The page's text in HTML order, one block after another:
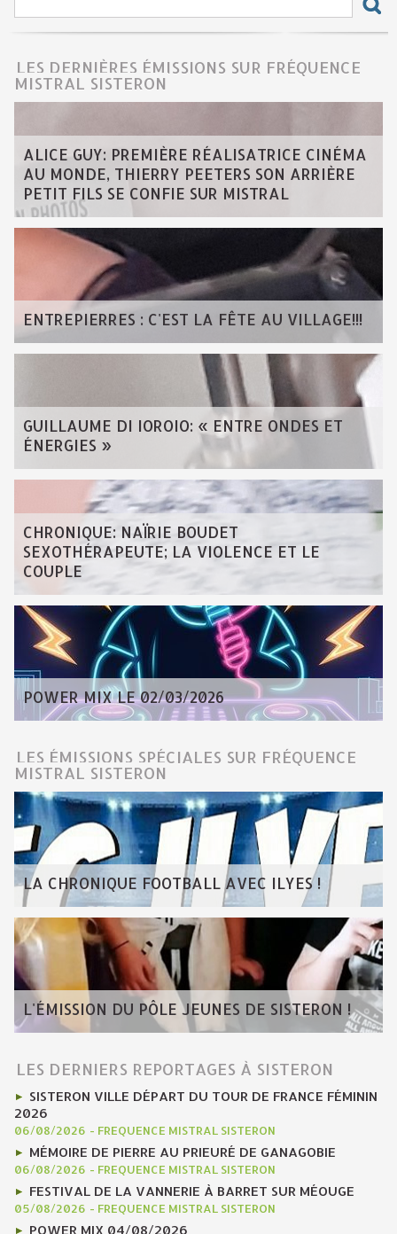
LES DERNIÈRES ÉMISSIONS SUR FRÉQUENCE
MISTRAL SISTERON
ALICE GUY: PREMIÈRE RÉALISATRICE CINÉMA
AU MONDE, THIERRY PEETERS SON ARRIÈRE
PETIT FILS SE CONFIE SUR MISTRAL
ENTREPIERRES : C'EST LA FÊTE AU VILLAGE!!!
GUILLAUME DI IOROIO: « ENTRE ONDES ET
ÉNERGIES »
CHRONIQUE: NAÏRIE BOUDET
SEXOTHÉRAPEUTE; LA VIOLENCE ET LE
COUPLE
POWER MIX LE 02/03/2026
LES ÉMISSIONS SPÉCIALES SUR FRÉQUENCE
MISTRAL SISTERON
LA CHRONIQUE FOOTBALL AVEC ILYES !
L'ÉMISSION DU PÔLE JEUNES DE SISTERON !
LES DERNIERS REPORTAGES À SISTERON
SISTERON VILLE DÉPART DU TOUR DE FRANCE FÉMININ
2026
06/08/2026 - FREQUENCE MISTRAL SISTERON
MÉMOIRE DE PIERRE AU PRIEURÉ DE GANAGOBIE
06/08/2026 - FREQUENCE MISTRAL SISTERON
FESTIVAL DE LA VANNERIE À BARRET SUR MÉOUGE
05/08/2026 - FREQUENCE MISTRAL SISTERON
POWER MIX 04/08/2026